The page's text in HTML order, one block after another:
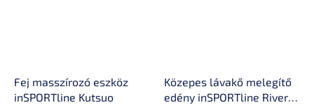
Fej masszírozó eszköz
inSPORTline Kutsuo
Közepes lávakő melegítő
edény inSPORTline River